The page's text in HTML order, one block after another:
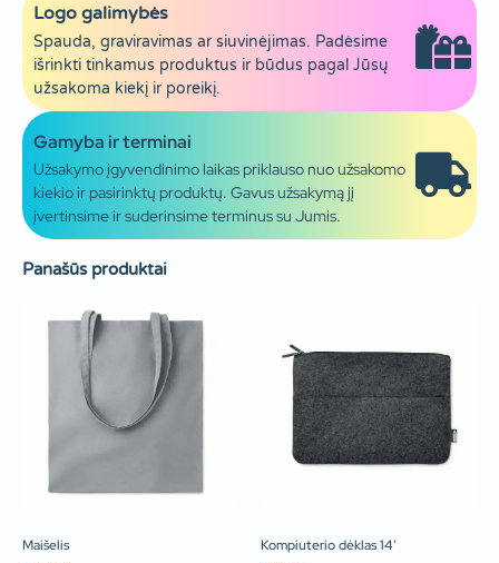
Logo galimybės
Spauda, graviravimas ar siuvinėjimas. Padėsime
išrinkti tinkamus produktus ir būdus pagal Jūsų
užsakoma kiekį ir poreikį.
Gamyba ir terminai
Užsakymo įgyvendinimo laikas priklauso nuo užsakomo
kiekio ir pasirinktų produktų. Gavus užsakymą jį
įvertinsime ir suderinsime terminus su Jumis.
Panašūs produktai
Maišelis Kompiuterio dėklas 14′